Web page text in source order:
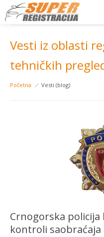
Vesti iz oblasti
tehničkih
Početna Vesti (blog)
Crnogorska
kontroli saobraćaja